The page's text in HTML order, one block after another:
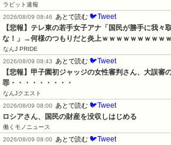
ラビット速報
2026/08/09 08:46
あとで読む 🐦Tweet
【悲報】テレ東の若手女子アナ「国民が勝手に我々
な！」→何様のつもりだと炎上ｗｗｗｗｗｗｗｗｗ
なんJ PRIDE
2026/08/09 08:43
あとで読む 🐦Tweet
【悲報】甲子園初ジャッジの女性審判さん、大誤審
罪・・・・・・・・・
なんJクエスト
2026/08/09 08:00
あとで読む 🐦Tweet
ロシアさん、国民の財産を没収しはじめる
働くモノニュース
2026/08/09 08:00
あとで読む 🐦Tweet